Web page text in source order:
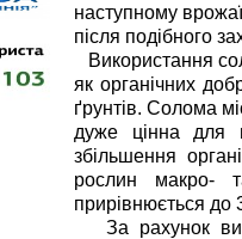
наступному
після подібного
Використання
як органічних
ґрунтів. Солома
дуже цінна для
збільшення
рослин макро-
прирівнюється до
За рахунок